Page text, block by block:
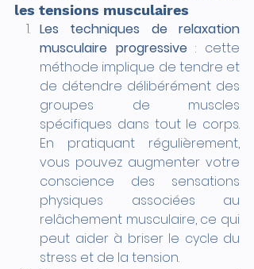
les tensions musculaires
Les techniques de relaxation
musculaire progressive : cette
méthode implique de tendre et
de détendre délibérément des
groupes de muscles
spécifiques dans tout le corps.
En pratiquant régulièrement,
vous pouvez augmenter votre
conscience des sensations
physiques associées au
relâchement musculaire, ce qui
peut aider à briser le cycle du
stress et de la tension.